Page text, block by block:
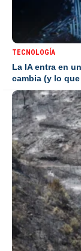
TECNOLOGÍA
La IA entra en
cambia (y lo